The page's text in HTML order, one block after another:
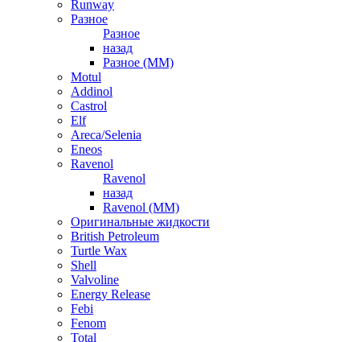
Runway
Разное
Разное
назад
Разное (ММ)
Motul
Addinol
Castrol
Elf
Areca/Selenia
Eneos
Ravenol
Ravenol
назад
Ravenol (ММ)
Оригинальные жидкости
British Petroleum
Turtle Wax
Shell
Valvoline
Energy Release
Febi
Fenom
Total